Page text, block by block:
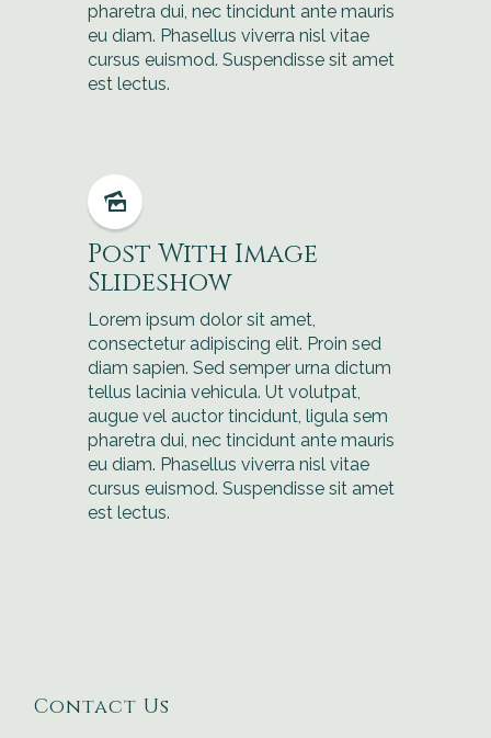
pharetra dui, nec tincidunt ante mauris
eu diam. Phasellus viverra nisl vitae
cursus euismod. Suspendisse sit amet
est lectus.
Post With Image
Slideshow
Lorem ipsum dolor sit amet,
consectetur adipiscing elit. Proin sed
diam sapien. Sed semper urna dictum
tellus lacinia vehicula. Ut volutpat,
augue vel auctor tincidunt, ligula sem
pharetra dui, nec tincidunt ante mauris
eu diam. Phasellus viverra nisl vitae
cursus euismod. Suspendisse sit amet
est lectus.
Contact Us